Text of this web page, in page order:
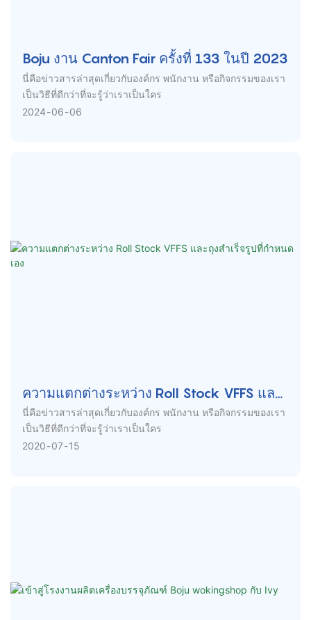
Boju งาน Canton Fair ครั้งที่ 133 ในปี 2023
นี่คือข่าวสารล่าสุดเกี่ยวกับองค์กร พนักงาน หรือกิจกรรมของเรา
เป็นวิธีที่ดีกว่าที่จะรู้ว่าเราเป็นใคร
2024 06 06
ความแตกต่างระหว่าง Roll Stock VFFS และ
ถุงสำเร็จรูปที่กำหนดเอง
นี่คือข่าวสารล่าสุดเกี่ยวกับองค์กร พนักงาน หรือกิจกรรมของเรา
เป็นวิธีที่ดีกว่าที่จะรู้ว่าเราเป็นใคร
2020 07 15